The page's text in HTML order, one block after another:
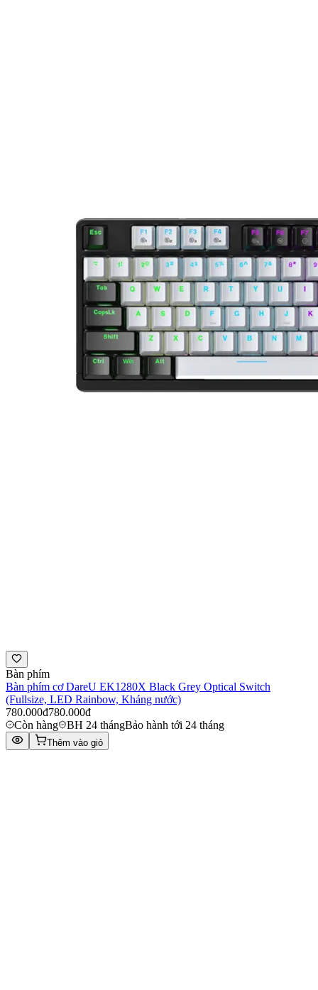
Bàn phím
Bàn phím cơ DareU EK1280X Black Grey Optical Switch
(Fullsize, LED Rainbow, Kháng nước)​
780.000đ780.000đ
Còn hàng
BH 24 thángBảo hành tới 24 tháng
Thêm vào giỏ